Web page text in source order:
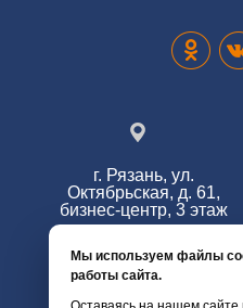
г. Рязань, ул.
Октябрьская, д. 61,
бизнес-центр, 3 этаж
Мы используем файлы
работы сайта.